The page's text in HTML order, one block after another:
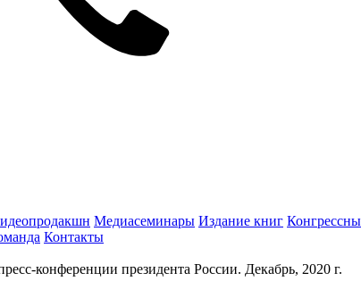
Медиасеминары Издание книг
Контакты
конференции президента России. Декабрь, 2020 г.